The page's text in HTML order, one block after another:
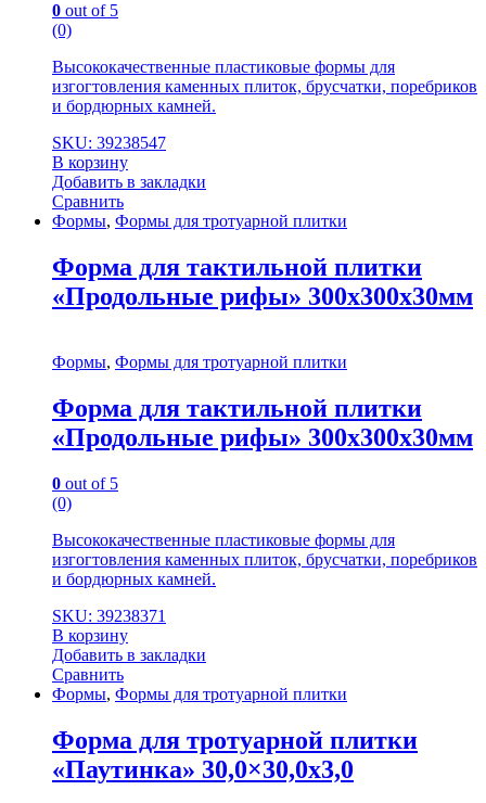
0 out of 5
(0)
Высококачественные пластиковые формы для
изгогтовления каменных плиток, брусчатки, поребриков
и бордюрных камней.
SKU: 39238547
В корзину
Добавить в закладки
Сравнить
Формы, Формы для тротуарной плитки
Форма для тактильной плитки
«Продольные рифы» 300х300х30мм
Формы, Формы для тротуарной плитки
Форма для тактильной плитки
«Продольные рифы» 300х300х30мм
0 out of 5
(0)
Высококачественные пластиковые формы для
изгогтовления каменных плиток, брусчатки, поребриков
и бордюрных камней.
SKU: 39238371
В корзину
Добавить в закладки
Сравнить
Формы, Формы для тротуарной плитки
Форма для тротуарной плитки
«Паутинка» 30,0×30,0x3,0